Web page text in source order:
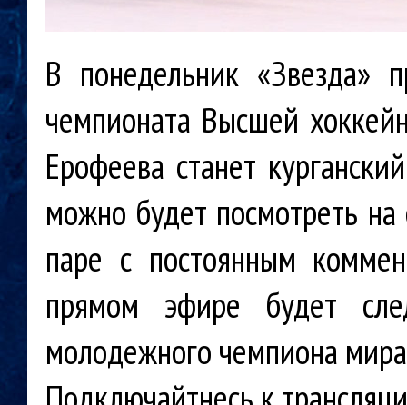
В понедельник «Звезда»
чемпионата Высшей
Ерофеева станет
можно будет посмотреть
паре с постоянным
прямом эфире будет
молодежного чемпиона